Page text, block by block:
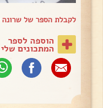
לקבלת הספר של שרונה
הוספה לספר
המתכונים שלי